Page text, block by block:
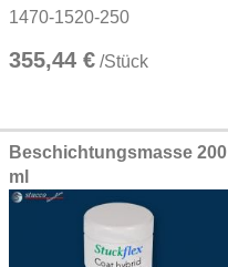
1470-1520-250
355,44 € /Stück
Beschichtungsmasse 200
ml